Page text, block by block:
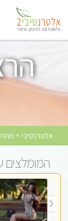
אלטרנטיבי >
המומלצים